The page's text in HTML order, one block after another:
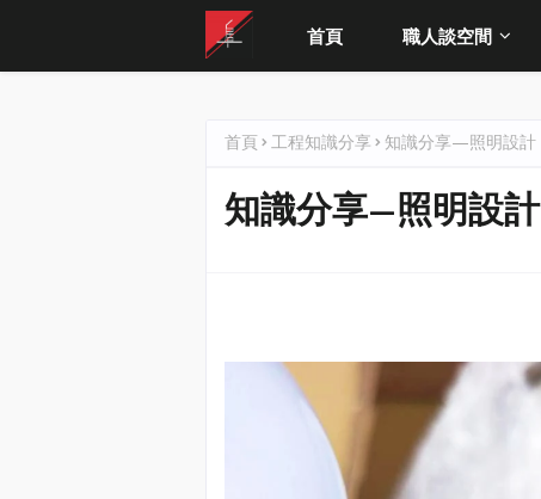
首頁 職人談空間
首頁 工程知識分享 知識分享—照明設計
知識分享—照明設計